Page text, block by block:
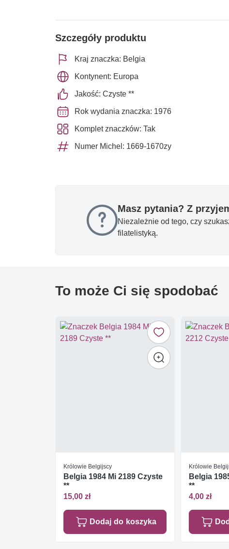
Szczegóły produktu
Kraj znaczka: Belgia
Kontynent: Europa
Jakość: Czyste **
Rok wydania znaczka: 1976
Komplet znaczków: Tak
Numer Michel: 1669-1670zy
Masz pytania? Z
Niezależnie od tego, czy
filatelistyką.
To może Ci się spodobać
Królowie Belgijscy
Belgia 1984 Mi 2189 Czyste
**
15,00 zł
Dodaj do koszyka
Królowie
Belgia
**
4,00 zł